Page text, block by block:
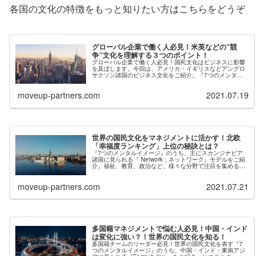
各国の文化の特徴をもっと知りたい方はこちらをどうぞ
グローバル企業で働く人必見！米英などの”競
争”文化を理解する３つのポイント！
グローバル企業で働く人必見！国民文化はビジネスに影響
を及ぼします。今回は、アメリカ・イギリスなどアングロ
サクソン諸国のビジネス文化をご紹介。『7つのメンタル
イメージ』が示す「競争」モデルとは？特徴、キーワー
moveup-partners.com 2021.07.19
世界の国民文化をマネジメントに活かす！北欧
「幸福度ランキング」上位の秘訣とは？
『7つのメンタルイメージ』のうち、主にスカンジナビア
諸国に見られる『 Network：ネットワーク』モデルをご紹
介。福祉、教育、政治など、様々な分野で注目を集める北
moveup-partners.com 2021.07.21
多国籍マネジメントで悩む人必見！中国・インド
は変化に強い？！世界の国民文化を知る！
多国籍チームのリーダー必見！世界の国民文化を表す『7
つのメンタルイメージ』のうち、中国・インド・東南アジ